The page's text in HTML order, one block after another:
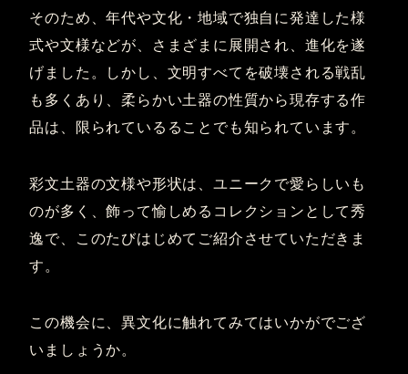
そのため、年代や文化・地域で独自に発達した様
式や文様などが、さまざまに展開され、進化を遂
げました。しかし、文明すべてを破壊される戦乱
も多くあり、柔らかい土器の性質から現存する作
品は、限られているることでも知られています。
彩文土器の文様や形状は、ユニークで愛らしいも
のが多く、飾って愉しめるコレクションとして秀
逸で、このたびはじめてご紹介させていただきま
す。
この機会に、異文化に触れてみてはいかがでござ
いましょうか。